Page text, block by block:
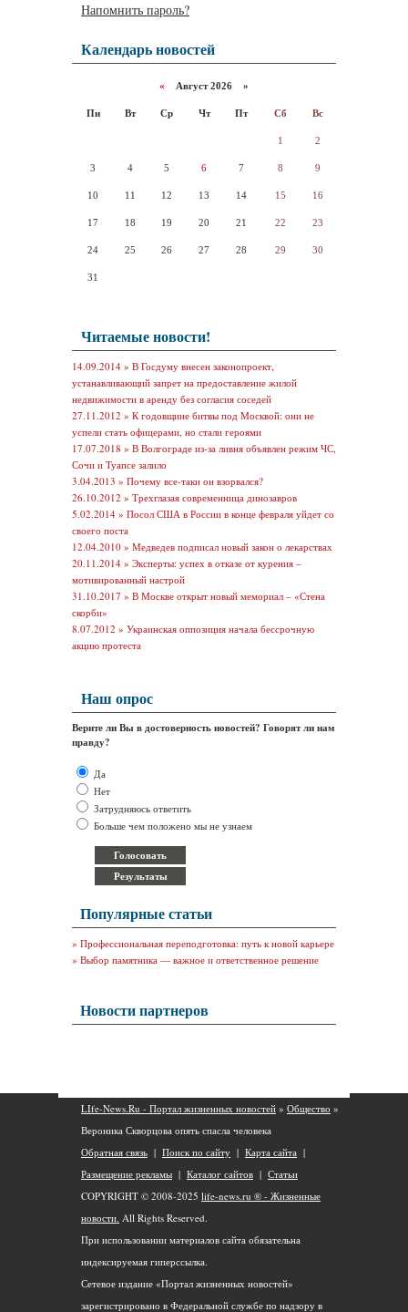
Напомнить пароль?
Календарь новостей
« Август 2026 »
Пн Вт Ср Чт Пт Сб Вс
1 2
3 4 5 6 7 8 9
10 11 12 13 14 15 16
17 18 19 20 21 22 23
24 25 26 27 28 29 30
31
Читаемые новости!
14.09.2014 » В Госдуму внесен законопроект,
устанавливающий запрет на предоставление жилой
недвижимости в аренду без согласия соседей
27.11.2012 » К годовщине битвы под Москвой: они не
успели стать офицерами, но стали героями
17.07.2018 » В Волгограде из-за ливня объявлен режим ЧС,
Сочи и Туапсе залило
3.04.2013 » Почему все-таки он взорвался?
26.10.2012 » Трехглазая современница динозавров
5.02.2014 » Посол США в России в конце февраля уйдет со
своего поста
12.04.2010 » Медведев подписал новый закон о лекарствах
20.11.2014 » Эксперты: успех в отказе от курения –
мотивированный настрой
31.10.2017 » В Москве открыт новый мемориал – «Стена
скорби»
8.07.2012 » Украинская оппозиция начала бессрочную
акцию протеста
Наш опрос
Верите ли Вы в достоверность новостей? Говорят ли нам
правду?
Да
Нет
Затрудняюсь ответить
Больше чем положено мы не узнаем
Популярные статьи
» Профессиональная переподготовка: путь к новой карьере
» Выбор памятника — важное и ответственное решение
Новости партнеров
LIfe-News.Ru - Портал жизненных новостей » Общество »
Вероника Скворцова опять спасла человека
Обратная связь | Поиск по сайту | Карта сайта |
Размещение рекламы | Каталог сайтов | Статьи
COPYRIGHT © 2008-2025 life-news.ru ® - Жизненные
новости. All Rights Reserved.
При использовании материалов сайта обязательна
индексируемая гиперссылка.
Сетевое издание «Портал жизненных новостей»
зарегистрировано в Федеральной службе по надзору в